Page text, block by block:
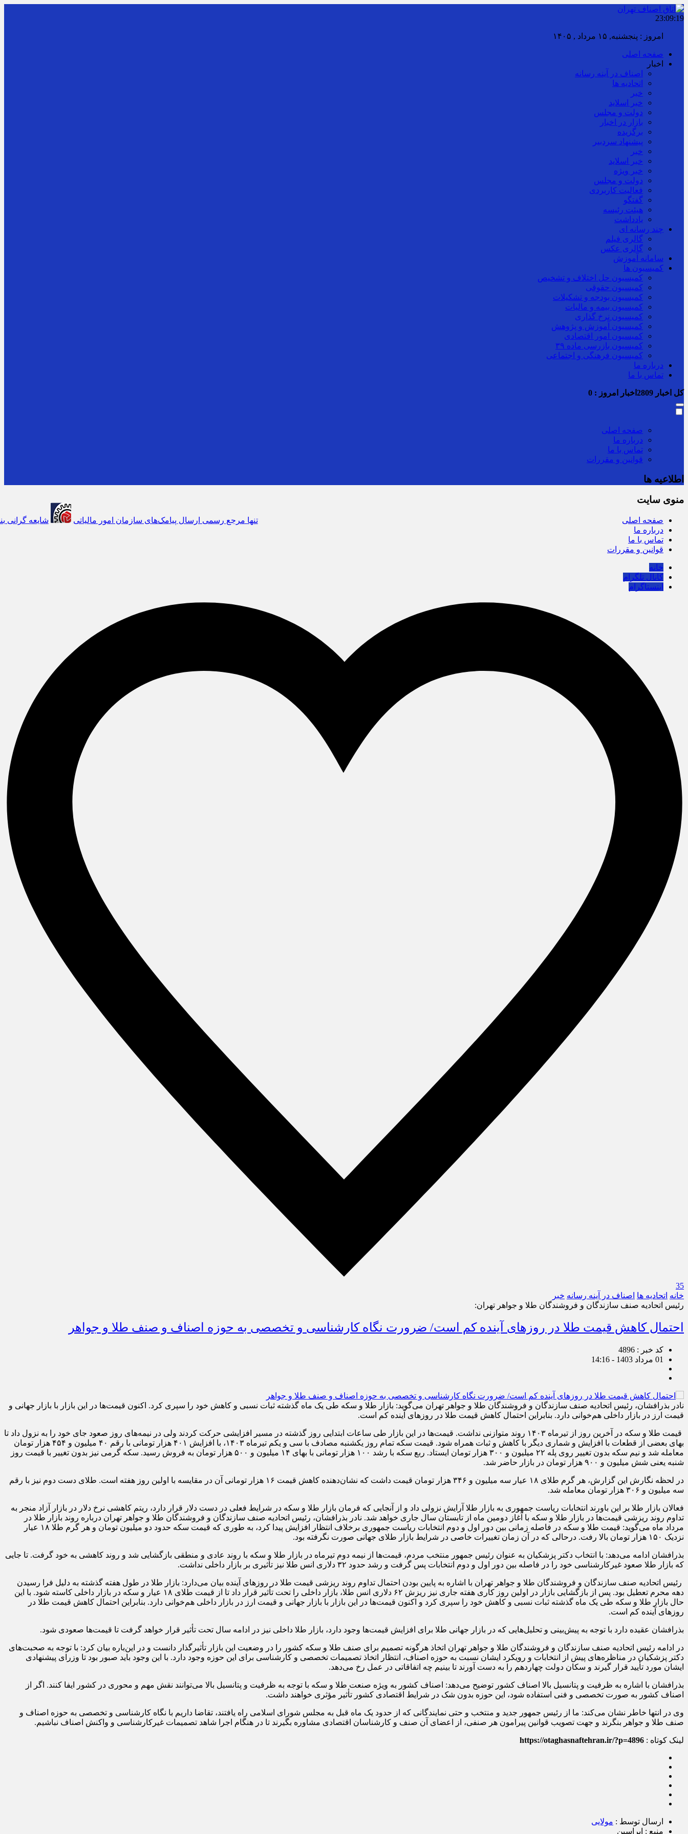
23:09:20
امروز : پنجشنبه, ۱۵ مرداد , ۱۴۰۵
صفحه اصلی
اخبار
اصناف در آینه رسانه
اتحادیه ها
خبر
خبر اسلايد
دولت و مجلس
بازار در اخبار
برگزیده
پیشنهاد سردبیر
خبر
خبر اسلايد
خبر ویژه
دولت و مجلس
فعالیت کاربردی
گفتگو
هیئت رئیسه
یادداشت
چند رسانه ای
گالری فیلم
گالری عکس
سامانه آموزش
کمیسیون ها
کمیسیون حل اختلاف و تشخیص
کمیسیون حقوقی
کمیسیون بودجه و تشکیلات
کمیسیون بیمه و مالیات
کمیسیون نرخ گذاری
کمیسیون آموزش و پژوهش
کمیسیون امور اقتصادی
کمیسیون بازرسی ماده ۳۹
کمیسیون فرهنگی و اجتماعی
درباره ما
تماس با ما
کل اخبار اخبار امروز : 0
صفحه اصلی
درباره ما
تماس با ما
قوانین و مقررات
اطلاعیه ها
سرشماره «MALIAT» تنها مرجع رسمی ارسال پیامک‌های سازمان امور مالیاتی شایعه گرانی بنزین، قیمت خودروهای
منوی سایت
صفحه اصلی
درباره ما
تماس با ما
قوانین و مقررات
خانه
کانال تلگرام
اینستاگرام
35
خانه اتحادیه ها اصناف در آینه رسانه خبر
رئیس اتحادیه صنف سازندگان و فروشندگان طلا و جواهر تهران:
احتمال کاهش قیمت طلا در روزهای آینده کم است/ ضرورت نگاه کارشناسی و تخصصی به حوزه اصناف و صنف طلا و جواهر
کد خبر : 4896
01 مرداد 1403 - 14:16
نادر بذرافشان، رئیس اتحادیه صنف سازندگان و فروشندگان طلا و جواهر تهران می‌گوید: بازار طلا و سکه طی یک ماه گذشته ثبات نسبی و کاهش خود را سپری کرد. اکنون قیمت‌ها در این بازار با بازار جهانی و
قیمت ارز در بازار داخلی هم‌خوانی دارد. بنابراین احتمال کاهش قیمت طلا در روزهای آینده کم است.
قیمت طلا و سکه در آخرین روز از تیرماه ۱۴۰۳ روند متوازنی نداشت. قیمت‌ها در این بازار طی ساعات ابتدایی روز گذشته در مسیر افزایشی حرکت کردند ولی در نیمه‌های روز صعود جای خود را به نزول داد تا
بهای بعضی از قطعات با افزایش و شماری دیگر با کاهش و ثبات همراه شود. قیمت سکه تمام روز یکشنبه مصادف با سی و یکم تیرماه ۱۴۰۳، با افزایش ۴۰۱ هزار تومانی با رقم ۴۰ میلیون و ۴۵۴ هزار تومان
معامله شد و نیم سکه بدون تغییر روی پله ۲۲ میلیون و ۳۰۰ هزار تومان ایستاد. ربع سکه با رشد ۱۰۰ هزار تومانی با بهای ۱۴ میلیون و ۵۰۰ هزار تومان به فروش رسید. سکه گرمی نیز بدون تغییر با قیمت روز
شنبه یعنی شش میلیون و ۹۰۰ هزار تومان در بازار حاضر شد.
در لحظه نگارش این گزارش، هر گرم طلای ۱۸ عیار سه میلیون و ۳۴۶ هزار تومان قیمت داشت که نشان‌دهنده کاهش قیمت ۱۶ هزار تومانی آن در مقایسه با اولین روز هفته است. طلای دست دوم نیز با رقم
سه میلیون و ۳۰۶ هزار تومان معامله شد.
فعالان بازار طلا بر این باورند انتخابات ریاست جمهوری به بازار طلا آرایش نزولی داد و از آنجایی که فرمان بازار طلا و سکه در شرایط فعلی در دست دلار قرار دارد، ریتم کاهشی نرخ دلار در بازار آزاد منجر به
تداوم روند ریزشی قیمت‌ها در بازار طلا و سکه با آغاز دومین ماه از تابستان سال جاری خواهد شد. نادر بذرافشان، رئیس اتحادیه صنف سازندگان و فروشندگان طلا و جواهر تهران درباره روند بازار طلا در
مرداد ماه می‌گوید: قیمت طلا و سکه در فاصله زمانی بین دور اول و دوم انتخابات ریاست جمهوری برخلاف انتظار افزایش پیدا کرد، به طوری که قیمت سکه حدود دو میلیون تومان و هر گرم طلا ۱۸ عیار
نزدیک ۱۵۰ هزار تومان بالا رفت. درحالی که در آن زمان تغییرات خاصی در شرایط بازار طلای جهانی صورت نگرفته بود.
بذرافشان ادامه می‌دهد: با انتخاب دکتر پزشکیان به عنوان رئیس جمهور منتخب مردم، قیمت‌ها از نیمه دوم تیرماه در بازار طلا و سکه با روند عادی و منطقی بازگشایی شد و روند کاهشی به خود گرفت. تا جایی
که بازار طلا صعود غیرکارشناسی خود را در فاصله بین دور اول و دوم انتخابات پس گرفت و رشد حدود ۳۲ دلاری انس طلا نیز تأثیری بر بازار داخلی نداشت.
رئیس اتحادیه صنف سازندگان و فروشندگان طلا و جواهر تهران با اشاره به پایین بودن احتمال تداوم روند ریزشی قیمت طلا در روزهای آینده بیان می‌دارد: بازار طلا در طول هفته گذشته به دلیل فرا رسیدن
دهه محرم تعطیل بود. پس از بازگشایی بازار در اولین روز کاری هفته جاری نیز ریزش ۶۲ دلاری انس طلا، بازار داخلی را تحت تأثیر قرار داد تا از قیمت طلای ۱۸ عیار و سکه در بازار داخلی کاسته شود. با این
حال بازار طلا و سکه طی یک ماه گذشته ثبات نسبی و کاهش خود را سپری کرد و اکنون قیمت‌ها در این بازار با بازار جهانی و قیمت ارز در بازار داخلی هم‌خوانی دارد. بنابراین احتمال کاهش قیمت طلا در
روزهای آینده کم است.
بذرافشان عقیده دارد با توجه به پیش‌بینی و تحلیل‌هایی که در بازار جهانی طلا برای افزایش قیمت‌ها وجود دارد، بازار طلا داخلی نیز در ادامه سال تحت تأثیر قرار خواهد گرفت تا قیمت‌ها صعودی شود.
در ادامه رئیس اتحادیه صنف سازندگان و فروشندگان طلا و جواهر تهران اتخاذ هرگونه تصمیم برای صنف طلا و سکه کشور را در وضعیت این بازار تأثیرگذار دانست و در این‌باره بیان کرد: با توجه به صحبت‌های
دکتر پزشکیان در مناظره‌های پیش از انتخابات و رویکرد ایشان نسبت به حوزه اصناف، انتظار اتخاذ تصمیمات تخصصی و کارشناسی برای این حوزه وجود دارد. با این وجود باید صبور بود تا وزرای پیشنهادی
ایشان مورد تأیید قرار گیرند و سکان دولت چهاردهم را به دست آورند تا بینیم چه اتفاقاتی در عمل رخ می‌دهد.
بذرافشان با اشاره به ظرفیت و پتانسیل بالا اصناف کشور توضیح می‌دهد: اصناف کشور به ویژه صنعت طلا و سکه با توجه به ظرفیت و پتانسیل بالا می‌توانند نقش مهم و محوری در کشور ایفا کنند. اگر از
اصناف کشور به صورت تخصصی و فنی استفاده شود، این حوزه بدون شک در شرایط اقتصادی کشور تأثیر مؤثری خواهند داشت.
وی در انتها خاطر نشان می‌کند: ما از رئیس جمهور جدید و منتخب و حتی نمایندگانی که از حدود یک ماه قبل به مجلس شورای اسلامی راه یافتند، تقاضا داریم با نگاه کارشناسی و تخصصی به حوزه اصناف و
صنف طلا و جواهر بنگرند و جهت تصویب قوانین پیرامون هر صنفی، از اعضای آن صنف و کارشناسان اقتصادی مشاوره بگیرند تا در هنگام اجرا شاهد تصمیمات غیرکارشناسی و واکنش اصناف نباشیم.
لینک کوتاه : https://otaghasnaftehran.ir/?p=4896
ارسال توسط : مولایی
منبع : ایراسین